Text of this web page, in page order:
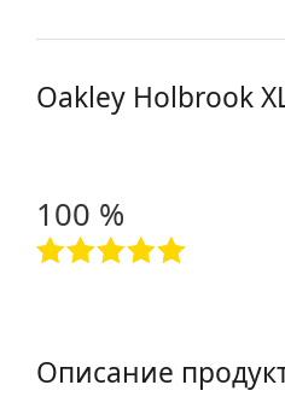
Oakley Holbrook
100 %
Описание